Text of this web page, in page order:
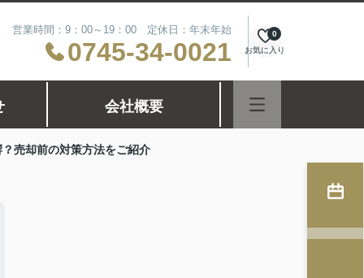
営業時間：9：00～19：00 定休日：年末年始
0745-34-0021 お気に入り
0
会社概要
売却前の対策方法をご紹介